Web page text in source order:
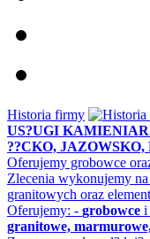
Historia firmy
US?UGI
??CKO,
Oferujemy grobowce
Zlecenia wykonujemy
granitowych oraz
Oferujemy: - grobowce i
granitowe,